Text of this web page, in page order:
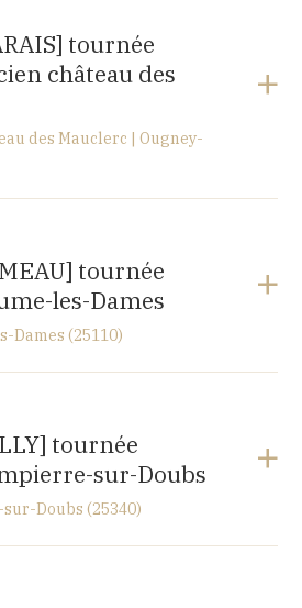
tournée
château des
des Mauclerc | Ougney-
tournée
les-Dames
Dames (25110)
Baume-les-Dames
tournée
sur-Doubs
Doubs (25340)